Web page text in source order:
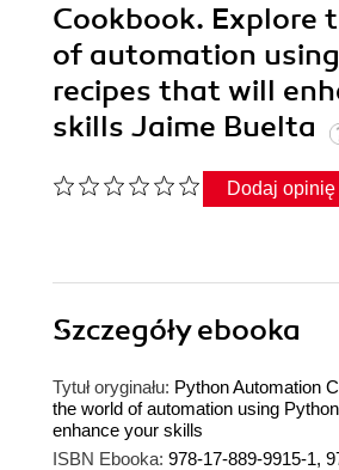
Cookbook. Explore
of automation
recipes that will
skills Jaime Buelta
Dodaj opinię
Szczegółyebooka
Tytuł oryginału: Python Automation
the world of automation using
enhance your skills
ISBN Ebooka: 978-17-889-9915-1,